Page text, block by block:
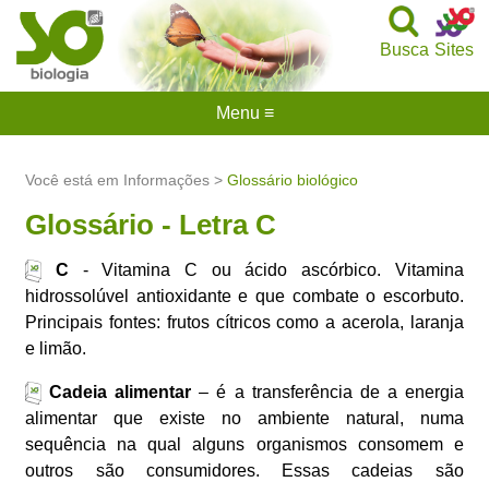
Sites
Busca
Você está em Informações >Glossário biológico
Glossário - Letra C
C - Vitamina C ou ácido ascórbico. Vitamina
hidrossolúvel antioxidante e que combate o escorbuto.
Principais fontes: frutos cítricos como a acerola, laranja
e limão.
Cadeia alimentar – é a transferência de a energia
alimentar que existe no ambiente natural, numa
sequência na qual alguns organismos consomem e
outros são consumidores. Essas cadeias são